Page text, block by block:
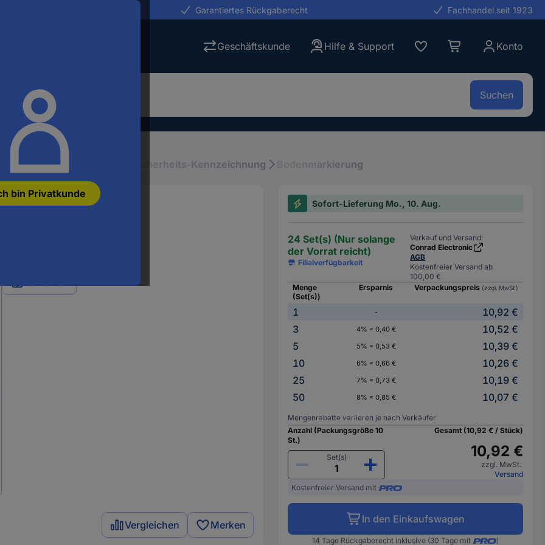
bin Privatkunde
Garantiertes Rückgaberecht Fachhandel seit 1923
Geschäftskunde Hilfe & Support Konto
Suchen
Schilder-, Sicherheits-Kennzeichnung Bodenmarkierung
Vergleichen Merken
Sofort-Lieferung Mo., 10. Aug.
24 Set(s) (Nur solange
der Vorrat reicht)
Filialverfügbarkeit
Verkauf und Versand:
Conrad Electronic
AGB
Kostenfreier Versand ab
100,00 €
Menge
(Set(s))
Ersparnis Verpackungspreis (zzgl. MwSt.)
1 -
10,92 €
3
4% = 0,40 €
10,52 €
5
5% = 0,53 €
10,39 €
10
6% = 0,66 €
10,26 €
25
7% = 0,73 €
10,19 €
50
8% = 0,85 € 10,07 €
Mengenrabatte variieren je nach Verkäufer
Anzahl (Packungsgröße 10
St.)
Set(s)
Gesamt (10,92 € / Stück)
10,92 €
zzgl. MwSt.
Versand
Kostenfreier Versand mit
In den Einkaufswagen
14 Tage Rückgaberecht inklusive (30 Tage mit )